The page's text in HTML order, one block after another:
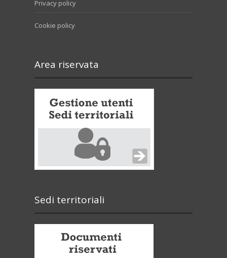
Privacy policy
Cookie policy
Area riservata
Sedi territoriali